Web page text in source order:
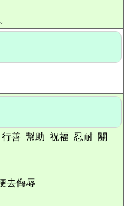
善 幫助 祝福 忍耐 關
去侮辱